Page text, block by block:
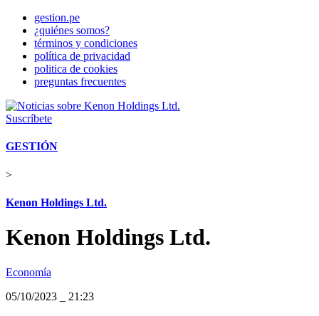
gestion.pe
¿quiénes somos?
términos y condiciones
política de privacidad
politica de cookies
preguntas frecuentes
Suscríbete
GESTIÓN
>
Kenon Holdings Ltd.
Kenon Holdings Ltd.
Economía
05/10/2023
21:23